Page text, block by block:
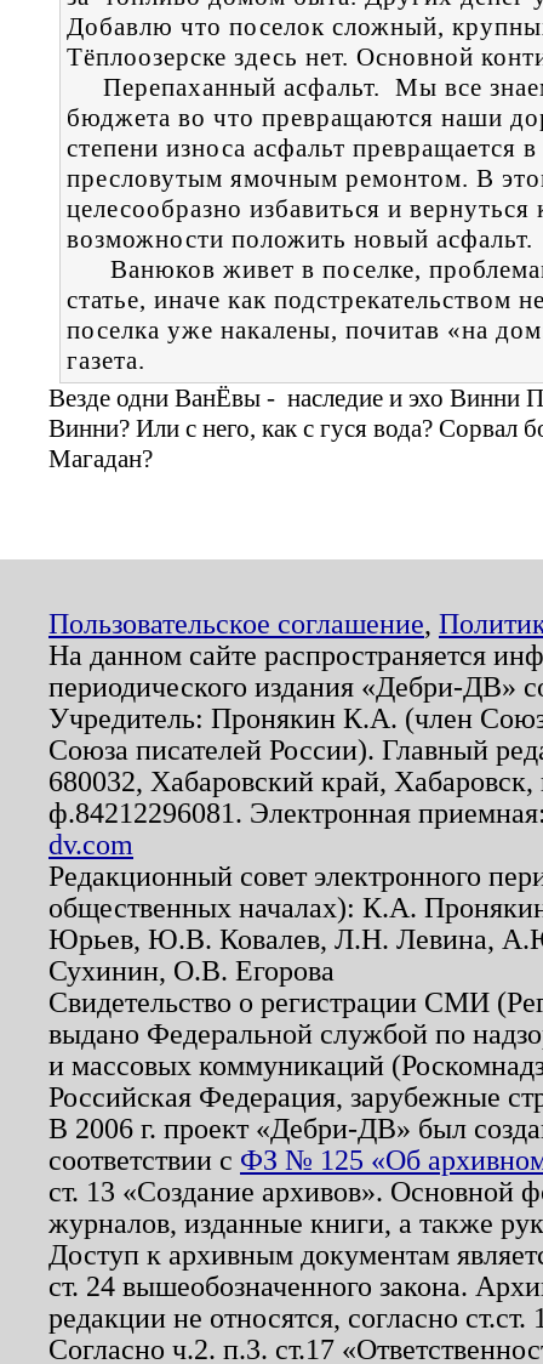
Добавлю что поселок сложный,
Тёплоозерске здесь нет. Основной
Перепаханный асфальт. Мы все
бюджета во что превращаются наши
степени износа асфальт превращается
пресловутым ямочным ремонтом. В
целесообразно избавиться и
возможности положить новый асфальт.
Ванюков живет в поселке,
статье, иначе как подстрекательством
поселка уже накалены, почитав «на
газета.
Везде одни ВанЁвы - наследие и эхо Винни
Винни? Или с него, как с гуся вода? Сорвал
Магадан?
Пользовательское соглашение,
На данном сайте распространяется
периодического издания «Дебри-ДВ»
Учредитель: Пронякин К.А. (член
Союза писателей России). Главный
680032, Хабаровский край,
ф.84212296081. Электронная
dv.com
Редакционный совет электронного
общественных началах): К.А.
Юрьев, Ю.В. Ковалев, Л.Н. Левина,
Сухинин, О.В. Егорова
Свидетельство о регистрации СМИ
выдано Федеральной службой по
и массовых коммуникаций
Российская Федерация, зарубежные
В 2006 г. проект «Дебри-ДВ» был
соответствии с ФЗ № 125 «Об
ст. 13 «Создание архивов». Основной
журналов, изданные книги, а также
Доступ к архивным документам
ст. 24 вышеобозначенного закона.
редакции не относятся, согласно
Согласно ч.2. п.3. ст.17